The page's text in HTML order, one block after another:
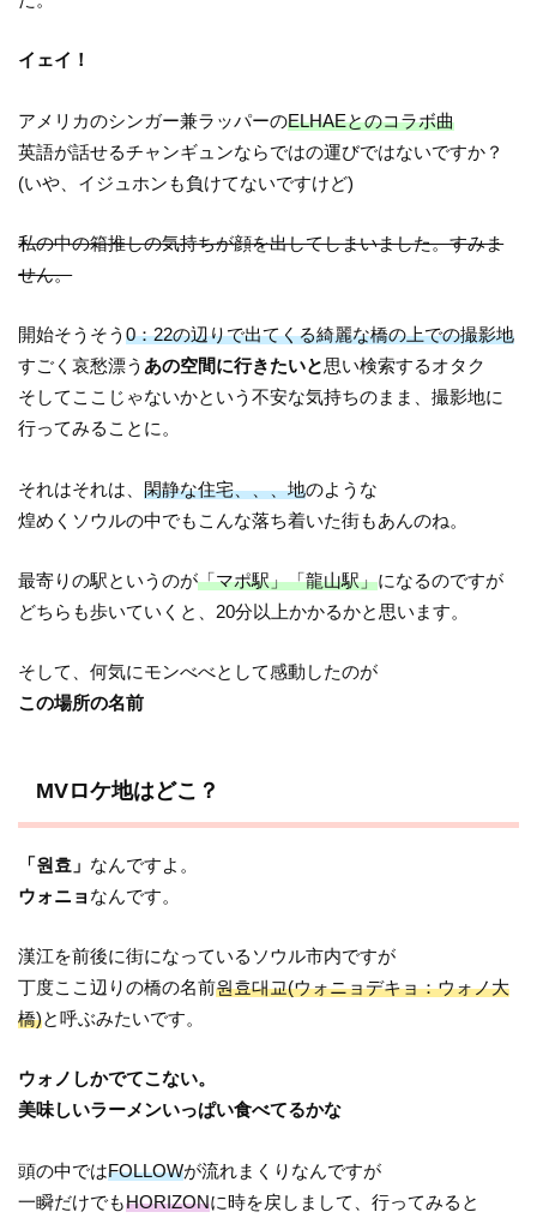
イェイ！
アメリカのシンガー兼ラッパーのELHAEとのコラボ曲
英語が話せるチャンギュンならではの運びではないですか？
(いや、イジュホンも負けてないですけど)
私の中の箱推しの気持ちが顔を出してしまいました。すみま
せん。
開始そうそう0：22の辺りで出てくる綺麗な橋の上での撮影地
すごく哀愁漂う あの空間に行きたいと思い検索するオタク
そしてここじゃないかという不安な気持ちのまま、撮影地に
行ってみることに。
それはそれは、閑静な住宅、、、地のような
煌めくソウルの中でもこんな落ち着いた街もあんのね。
最寄りの駅というのが「マポ駅」「龍山駅」になるのですが
どちらも歩いていくと、20分以上かかるかと思います。
そして、何気にモンべべとして感動したのが
この場所の名前
MVロケ地はどこ？
「원효」 なんですよ。
ウォニョ なんです。
漢江を前後に街になっているソウル市内ですが
丁度ここ辺りの橋の名前원효대교(ウォニョデキョ：ウォノ大
橋)と呼ぶみたいです。
ウォノしかでてこない。
美味しいラーメンいっぱい食べてるかな
頭の中ではFOLLOWが流れまくりなんですが
一瞬だけでもHORIZONに時を戻しまして、行ってみると